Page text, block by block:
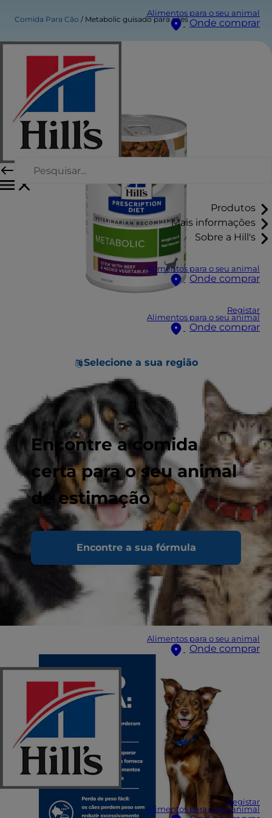
Alimentos para o seu animal
Onde comprar
Produtos
Mais informações
Sobre a Hill's
Alimentos para o seu animal
Onde comprar
Registar
Alimentos para o seu animal
Onde comprar
Selecione a sua região
Encontre a comida
certa para o seu animal
de estimação
Encontre a sua fórmula
Alimentos para o seu animal
Onde comprar
Registar
Alimentos para o seu animal
Comida Para Cão Metabolic guisado para cães